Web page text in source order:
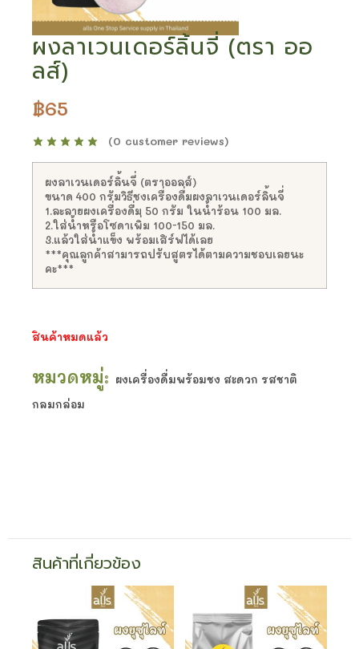
ผงลาเวนเดอร์ลิ้นจี่ (ตรา ออ
ลส์)
฿65
(0 customer reviews)
ผงลาเวนเดอร์ลิ้นจี่ (ตราออลส์)
ขนาด 400 กรัมวิธีชงเครื่องดื่มผงลาเวนเดอร์ลิ้นจี่
1.ละลายผงเครื่องดื่ม 50 กรัม ในน้ำร้อน 100 มล.
2.ใส่น้ำหรือโซดาเพิ่ม 100-150 มล.
3.แล้วใส่น้ำแข็ง พร้อมเสิร์ฟได้เลย
***คุณลูกค้าสามารถปรับสูตรได้ตามความชอบเลยนะ
คะ***
สินค้าหมดแล้ว
หมวดหมู่:
ผงเครื่องดื่มพร้อมชง สะดวก รสชาติ
กลมกล่อม
สินค้าที่เกี่ยวข้อง